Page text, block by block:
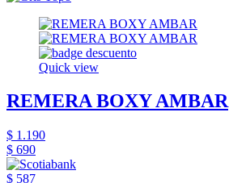
Quick view
REMERA BOXY AMBAR
$ 1.190
$ 690
$ 587